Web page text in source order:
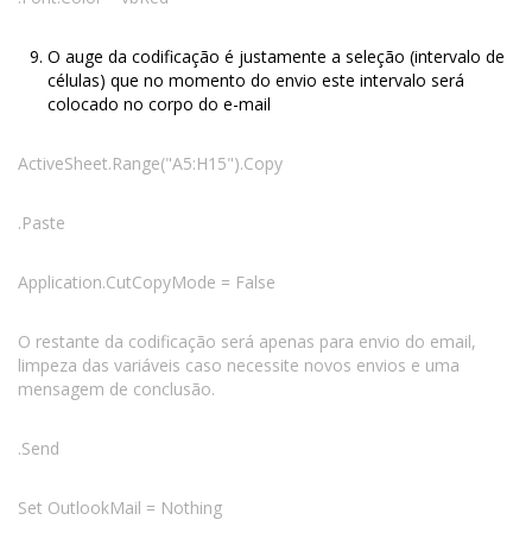
O auge da codificação é justamente a seleção (intervalo de
células) que no momento do envio este intervalo será
colocado no corpo do e-mail
ActiveSheet.Range("A5:H15").Copy
.Paste
Application.CutCopyMode = False
O restante da codificação será apenas para envio do email,
limpeza das variáveis caso necessite novos envios e uma
mensagem de conclusão.
.Send
Set OutlookMail = Nothing